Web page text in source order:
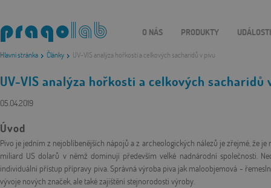
Hlavní stránka Články UV-VIS analýza hořkosti a celkových sacharidů v pivu
O NÁS PRODUKTY UDÁLOSTI
UV-VIS analýza hořkosti a celkových sacharidů
05.04.2019
Úvod
Pivo je jedním z nejoblíbenějších nápojů a z archeologických nálezů je zřejmé, že
miliard US dolarů v němž dominují především velké nadnárodní společnosti.
individuální přístup přípravy piva. Správná výroba piva jak maloobjemová -
vývoje nových značek, ale také zajištění stejnorodosti výroby.